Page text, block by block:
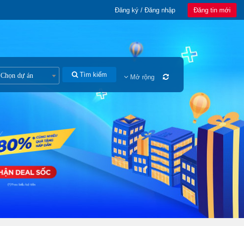
Đăng ký / Đăng nhập Đăng tin mới
Chọn dự án Tìm kiếm Mở rộng